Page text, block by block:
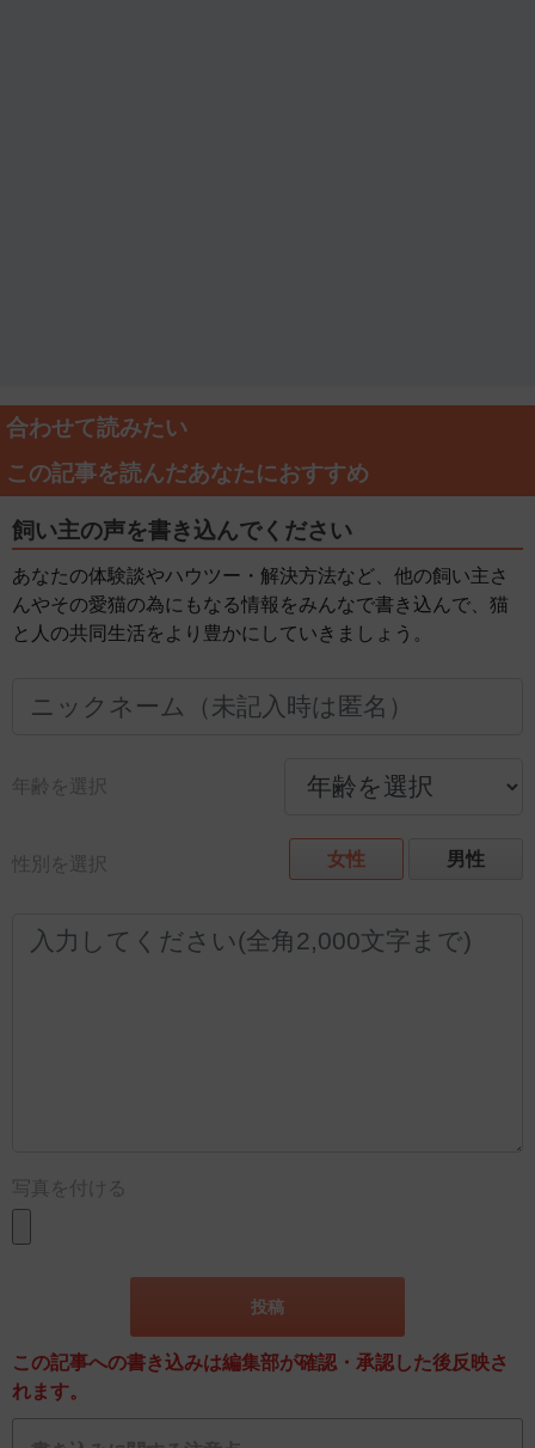
合わせて読みたい
この記事を読んだあなたにおすすめ
飼い主の声を書き込んでください
あなたの体験談やハウツー・解決方法など、他の飼い主さ
んやその愛猫の為にもなる情報をみんなで書き込んで、猫
と人の共同生活をより豊かにしていきましょう。
年齢を選択
性別を選択 女性 男性
写真を付ける
この記事への書き込みは編集部が確認・承認した後反映さ
れます。